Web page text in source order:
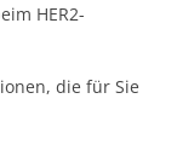
HER2-
die für Sie